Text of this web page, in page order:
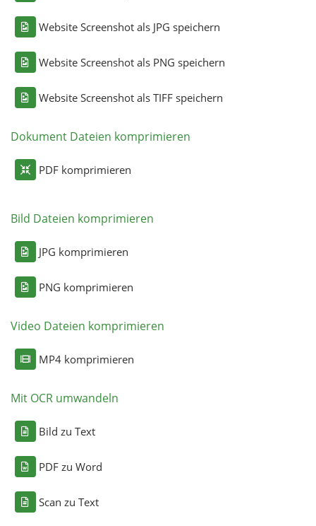
Website Screenshot als JPG speichern
Website Screenshot als PNG speichern
Website Screenshot als TIFF speichern
Dokument Dateien komprimieren
PDF komprimieren
Bild Dateien komprimieren
JPG komprimieren
PNG komprimieren
Video Dateien komprimieren
MP4 komprimieren
Mit OCR umwandeln
Bild zu Text
PDF zu Word
Scan zu Text